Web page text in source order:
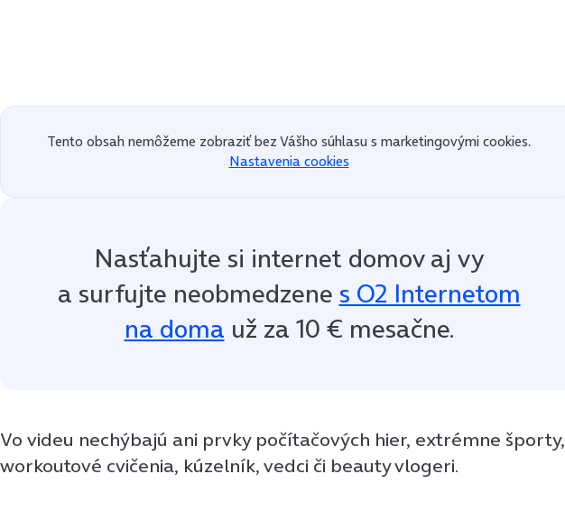
Tento obsah nemôžeme zobraziť bez Vášho súhlasu s marketingovými cookies.
Nastavenia cookies
Nasťahujte si internet domov aj vy
a surfujte neobmedzene s O2 Internetom
na doma už za 10 € mesačne.
Vo videu nechýbajú ani prvky počítačových hier, extrémne športy,
workoutové cvičenia, kúzelník, vedci či beauty vlogeri.